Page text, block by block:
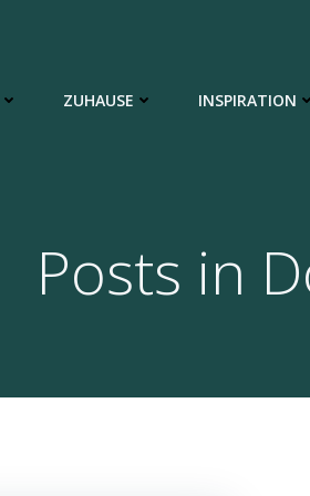
ZUHAUSE INSPIRATION
Posts in